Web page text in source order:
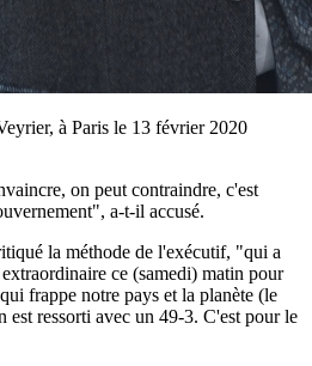
à Paris le 13 février 2020
on peut contraindre, c'est
a-t-il accusé.
la méthode de l'exécutif, "qui a
ce (samedi) matin pour
frappe notre pays et la planète (le
ressorti avec un 49-3. C'est pour le